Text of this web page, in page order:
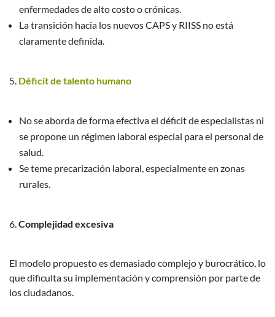
enfermedades de alto costo o crónicas.
La transición hacia los nuevos CAPS y RIISS no está
claramente definida.
Déficit de talento humano
No se aborda de forma efectiva el déficit de especialistas ni
se propone un régimen laboral especial para el personal de
salud.
Se teme precarización laboral, especialmente en zonas
rurales.
Complejidad excesiva
El modelo propuesto es demasiado complejo y burocrático, lo
que dificulta su implementación y comprensión por parte de
los ciudadanos.